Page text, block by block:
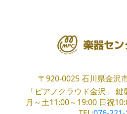
〒920-0025石川県金沢
「ピアノクラウド金沢」 鍵
月～土11:00～19:00 日祝